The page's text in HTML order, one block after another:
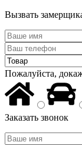
Вызвать
Пожалуйста,
Заказать звонок